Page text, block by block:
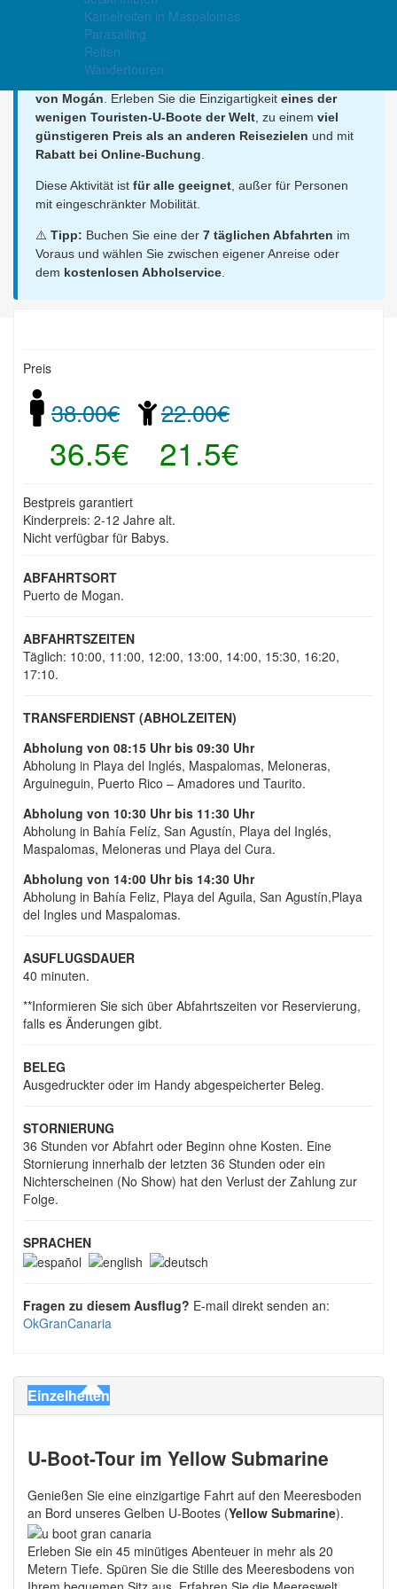
Kamelreiten in Maspalomas
Parasailing
Reiten
Wandertouren
⚓ Fahrt mit dem U-Boot in Mogán
Erkunden Sie bequem die beeindruckende Meereswelt in
von Mogán . Erleben Sie die Einzigartigkeit eines der
wenigen Touristen-U-Boote der Welt , zu einem viel
günstigeren Preis als an anderen Reisezielen und mit
Rabatt bei Online-Buchung
Diese Aktivität ist für alle geeignet , außer für Personen
mit eingeschränkter Mobilität.
⚠️ Tipp: Buchen Sie eine der 7 täglichen Abfahrten im
Voraus und wählen Sie zwischen eigener Anreise oder
dem kostenlosen Abholservice
Einzelheiten
U-Boot-Tour im Yellow Submarine
Genießen Sie eine einzigartige Fahrt auf den Meeresboden
an Bord unseres Gelben U-Bootes (Yellow Submarine).
Erleben Sie ein 45 minütiges Abenteuer in mehr als 20
Metern Tiefe. Spüren Sie die Stille des Meeresbodens von
Preis
38.00€
36.5€
22.00€
21.5€
Bestpreis garantiert
Kinderpreis: 2-12 Jahre alt.
Nicht verfügbar für Babys.
ABFAHRTSORT
Puerto de Mogan.
ABFAHRTSZEITEN
Täglich: 10:00, 11:00, 12:00, 13:00, 14:00, 15:30, 16:20,
17:10.
TRANSFERDIENST (ABHOLZEITEN)
Abholung von 08:15 Uhr bis 09:30 Uhr
Abholung in Playa del Inglés, Maspalomas, Meloneras,
Arguineguin, Puerto Rico – Amadores und Taurito.
Abholung von 10:30 Uhr bis 11:30 Uhr
Abholung in Bahía Felíz, San Agustín, Playa del Inglés,
Maspalomas, Meloneras und Playa del Cura.
Abholung von 14:00 Uhr bis 14:30 Uhr
Abholung in Bahía Feliz, Playa del Aguila, San Agustín,Playa
del Ingles und Maspalomas.
ASUFLUGSDAUER
40 minuten.
**Informieren Sie sich über Abfahrtszeiten vor Reservierung,
falls es Änderungen gibt.
BELEG
Ausgedruckter oder im Handy abgespeicherter Beleg.
STORNIERUNG
36 Stunden vor Abfahrt oder Beginn ohne Kosten. Eine
Stornierung innerhalb der letzten 36 Stunden oder ein
Nichterscheinen (No Show) hat den Verlust der Zahlung zur
Folge.
SPRACHEN
Fragen zu diesem Ausflug? E-mail direkt senden an:
OkGranCanaria